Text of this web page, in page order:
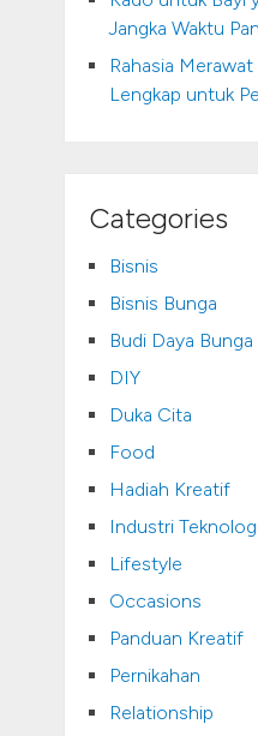
Jangka Waktu
Rahasia
Lengkap untuk
Categories
Bisnis
Bisnis Bunga
Budi Daya Bunga
DIY
Duka Cita
Food
Hadiah Kreatif
Industri
Lifestyle
Occasions
Panduan Kreatif
Pernikahan
Relationship